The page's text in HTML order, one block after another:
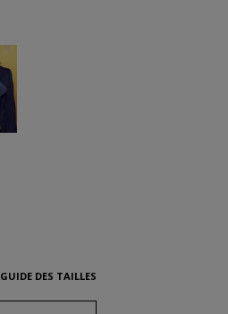
GUIDE DES TAILLES